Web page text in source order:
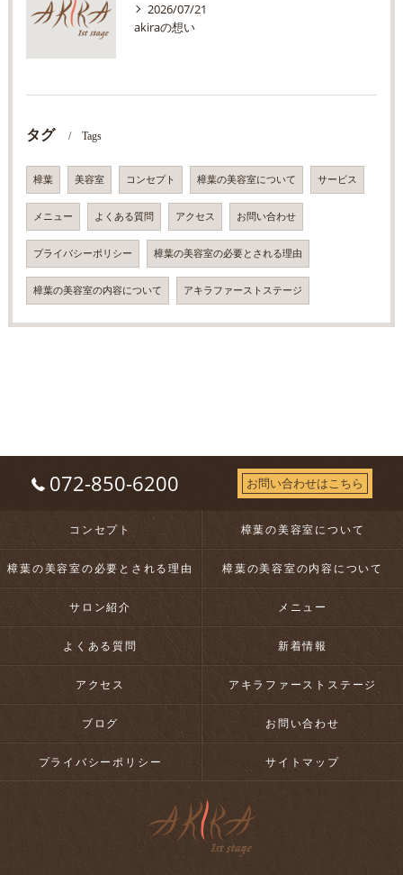
2026/07/21
akiraの想い
タグ Tags
樟葉 美容室 コンセプト 樟葉の美容室について サービス
メニュー よくある質問 アクセス お問い合わせ
プライバシーポリシー 樟葉の美容室の必要とされる理由
樟葉の美容室の内容について アキラファーストステージ
072-850-6200 お問い合わせはこちら
コンセプト 樟葉の美容室について
樟葉の美容室の必要とされる理由 樟葉の美容室の内容について
サロン紹介 メニュー
よくある質問 新着情報
アクセス アキラファーストステージ
ブログ お問い合わせ
プライバシーポリシー サイトマップ